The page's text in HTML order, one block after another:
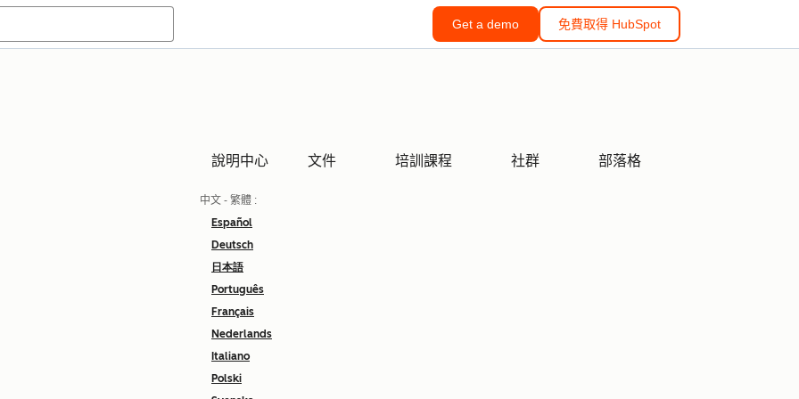
Get a demo 免費取得 HubSpot
說明中心 文件 培訓課程 社群 部落格
中文 - 繁體 :
Español
Deutsch
日本語
Português
Français
Nederlands
Italiano
Polski